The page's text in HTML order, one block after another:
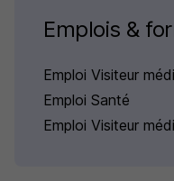
Emplois &
Emploi Visiteur
Emploi Santé
Emploi Visiteur